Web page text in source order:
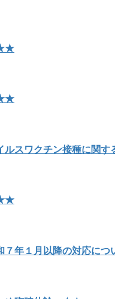
スワクチン接種に関
年１月以降の対応に